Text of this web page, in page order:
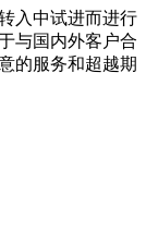
入中试进而进行
与国内外客户合
的服务和超越期